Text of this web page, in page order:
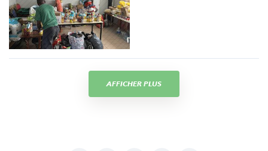
AFFICHER PLUS